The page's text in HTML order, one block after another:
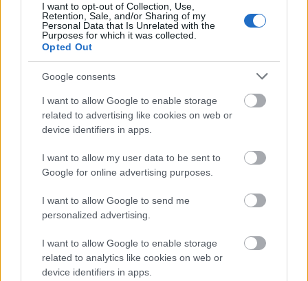
I want to opt-out of Collection, Use,
Retention, Sale, and/or Sharing of my
Personal Data that Is Unrelated with the
Purposes for which it was collected.
Opted Out
Google consents
I want to allow Google to enable storage
related to advertising like cookies on web or
device identifiers in apps.
I want to allow my user data to be sent to
Google for online advertising purposes.
I want to allow Google to send me
personalized advertising.
I want to allow Google to enable storage
related to analytics like cookies on web or
device identifiers in apps.
köszönhetően rengeteget tanulok a szakmáról, ez
sokat csiszol rajtam. Elégedett akkor vagyok, ha már
az első sor után egyértelmű a hallgató számára,
hogy ez „csakis egy Odett-dal lehet", és a Szép
mentés ilyennek tűnik az eddigi visszajelzések
önazonos, azonnal felismerhető és össze nem
téveszthető legyen az alkotás, hiszen az egyediség,
egyéniség, frissesség, ösztönösség elindít rengeteg
kreatív folyamatot, és még akkor is inspirál, ha
éppen valamiért megosztó, ami létrejött. Sőt akkor
izgalmas csak igazán!
Hujber Szabolcs írta a dal sz öveg
ét, vele is
tervezel még együtt dolgozni?
Nagyon szeretem Szabit, könnyen megértetem
magam vele annak ellenére, hogy keveset beszélünk,